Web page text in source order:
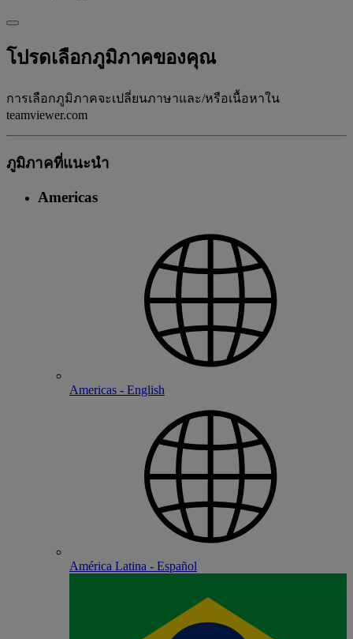
โปรดเลือกภูมิภาคของคุณ
การเลือกภูมิภาคจะเปลี่ยนภาษาและ/หรือเนื้อหาใน
teamviewer.com
ภูมิภาคที่แนะนํา
Americas
Americas - English
América Latina - Español